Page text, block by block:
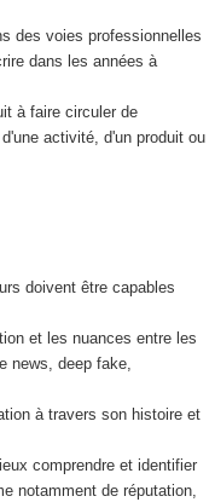
des voies professionnelles
dans les années à
à faire circuler de
activité, d'un produit ou
doivent être capables
et les nuances entre les
news, deep fake,
à travers son histoire et
comprendre et identifier
notamment de réputation,